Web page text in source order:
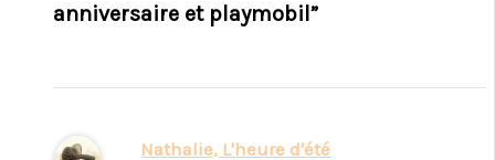
anniversaire et playmobil”
Nathalie, L'heure d'été